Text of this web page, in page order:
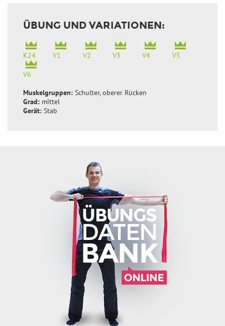
ÜBUNG UND VARIATIONEN:
K24 V1 V2 V3 V4 V5
V6
Muskelgruppen: Schulter, oberer Rücken
Grad: mittel
Gerät: Stab